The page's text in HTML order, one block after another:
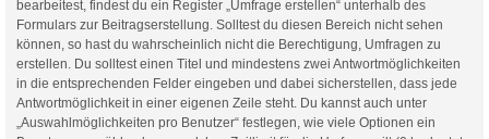
bearbeitest, findest du ein Register „Umfrage erstellen“ unterhalb des
Formulars zur Beitragserstellung. Solltest du diesen Bereich nicht sehen
können, so hast du wahrscheinlich nicht die Berechtigung, Umfragen zu
erstellen. Du solltest einen Titel und mindestens zwei Antwortmöglichkeiten
in die entsprechenden Felder eingeben und dabei sicherstellen, dass jede
Antwortmöglichkeit in einer eigenen Zeile steht. Du kannst auch unter
„Auswahlmöglichkeiten pro Benutzer“ festlegen, wie viele Optionen ein